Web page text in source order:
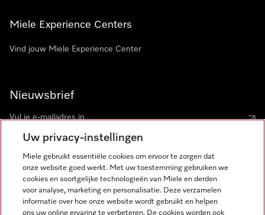
Miele Experience Centers
Vind jouw Miele Experience Center
Nieuwsbrief
Miele op Instagram
Miele op Facebook
Miele op Youtube
Uw privacy-instellingen
Miele gebruikt essentiële cookies om ervoor te zorgen dat
onze website goed werkt. Met uw toestemming gebruiken we
cookies en soortgelijke technologieën van Miele en derden
voor analyse, marketing en personalisatie. Deze verzamelen
informatie over hoe onze website wordt gebruikt en helpen
ons uw online ervaring te verbeteren. De cookies worden ook